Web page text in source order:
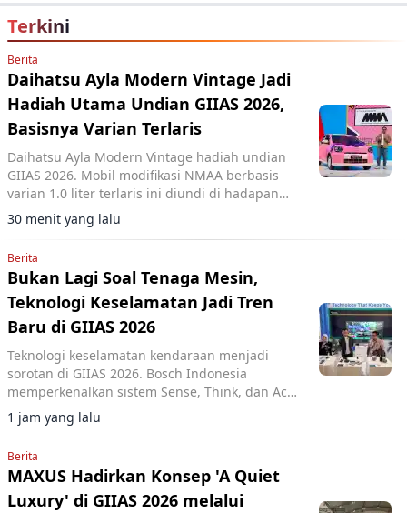
Terkini
Berita
Daihatsu Ayla Modern Vintage Jadi
Hadiah Utama Undian GIIAS 2026,
Basisnya Varian Terlaris
Daihatsu Ayla Modern Vintage hadiah undian
GIIAS 2026. Mobil modifikasi NMAA berbasis
varian 1.0 liter terlaris ini diundi di hadapan
pengunjung dan dimenangkan konsumen dari
Lampung.
30 menit yang lalu
Berita
Bukan Lagi Soal Tenaga Mesin,
Teknologi Keselamatan Jadi Tren
Baru di GIIAS 2026
Teknologi keselamatan kendaraan menjadi
sorotan di GIIAS 2026. Bosch Indonesia
memperkenalkan sistem Sense, Think, dan Act
yang membantu pengemudi.
1 jam yang lalu
Berita
MAXUS Hadirkan Konsep 'A Quiet
Luxury' di GIIAS 2026 melalui